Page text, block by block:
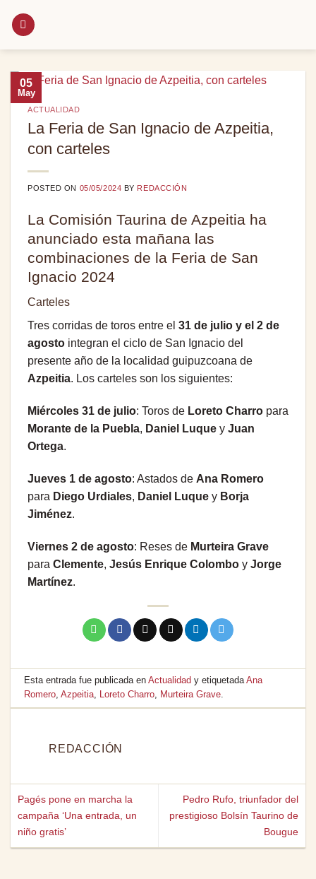
05
May
ACTUALIDAD
La Feria de San Ignacio de Azpeitia,
con carteles
POSTED ON 05/05/2024 BY REDACCIÓN
La Comisión Taurina de Azpeitia ha
anunciado esta mañana las
combinaciones de la Feria de San
Ignacio 2024
Carteles
Tres corridas de toros entre el 31 de julio y el 2 de
agosto integran el ciclo de San Ignacio del
presente año de la localidad guipuzcoana de
Azpeitia. Los carteles son los siguientes:
Miércoles 31 de julio: Toros de Loreto Charro para
Morante de la Puebla, Daniel Luque y Juan
Ortega.
Jueves 1 de agosto: Astados de Ana Romero
para Diego Urdiales, Daniel Luque y Borja
Jiménez.
Viernes 2 de agosto: Reses de Murteira Grave
para Clemente, Jesús Enrique Colombo y Jorge
Martínez.
Esta entrada fue publicada enActualidad y etiquetadaAna
Romero,Azpeitia, Loreto Charro, Murteira Grave.
REDACCIÓN
Pagés pone en marcha la
campaña ‘Una entrada, un
niño gratis’
Pedro Rufo, triunfador del
prestigioso Bolsín Taurino de
Bougue